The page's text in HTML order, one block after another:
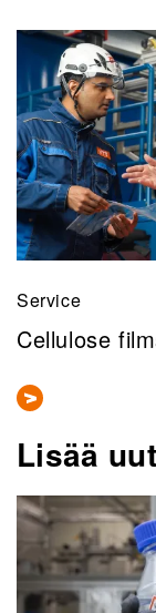
Service
Cellulose
Lisää